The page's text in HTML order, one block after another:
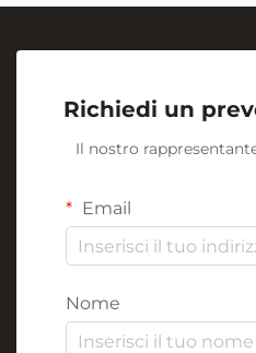
Richiedi un
Il nostro
Email
Nome